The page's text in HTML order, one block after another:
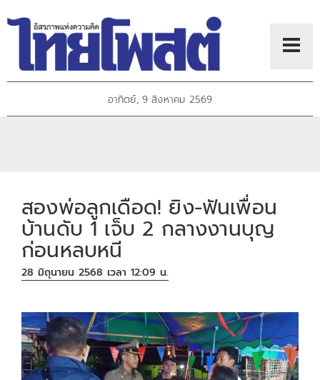
อาทิตย์, 9 สิงหาคม 2569
สองพ่อลูกเดือด! ยิง-ฟันเพื่อน
บ้านดับ 1 เจ็บ 2 กลางงานบุญ
ก่อนหลบหนี
28 มิถุนายน 2568 เวลา 12:09 น.